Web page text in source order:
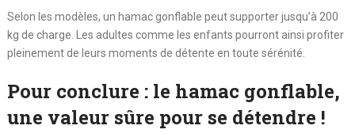
Selon les modèles, un hamac gonflable peut supporter jusqu’à 200
kg de charge. Les adultes comme les enfants pourront ainsi profiter
pleinement de leurs moments de détente en toute sérénité.
Pour conclure : le hamac gonflable,
une valeur sûre pour se détendre !